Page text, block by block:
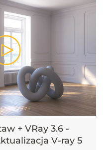
+ VRay 3.6 -
V-ray 5